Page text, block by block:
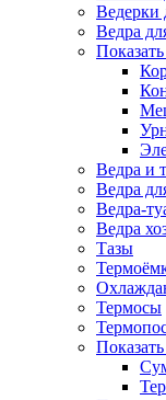
Ведерки
Ведра
Ведра и
Ведра
Ведра-
Ведра
Тазы
Термосы